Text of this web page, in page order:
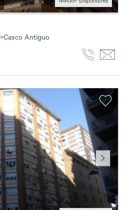
>Casco Antiguo